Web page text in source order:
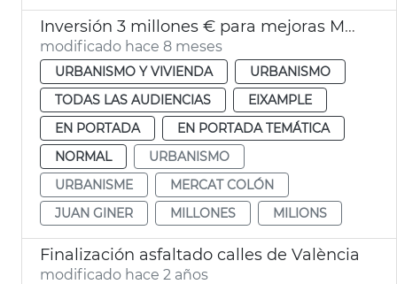
Inversión 3 millones € para mejoras Mercado Colón
modificado hace 8 meses
URBANISMO Y VIVIENDA
URBANISMO
TODAS LAS AUDIENCIAS
EIXAMPLE
EN PORTADA
EN PORTADA TEMÁTICA
NORMAL
URBANISMO
URBANISME
MERCAT COLÓN
JUAN GINER
MILLONES MILIONS
Finalización asfaltado calles de València
modificado hace 2 años